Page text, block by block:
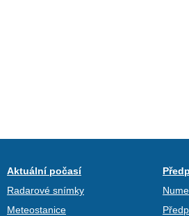
Aktuální počasí
Radarové snímky
Meteostanice